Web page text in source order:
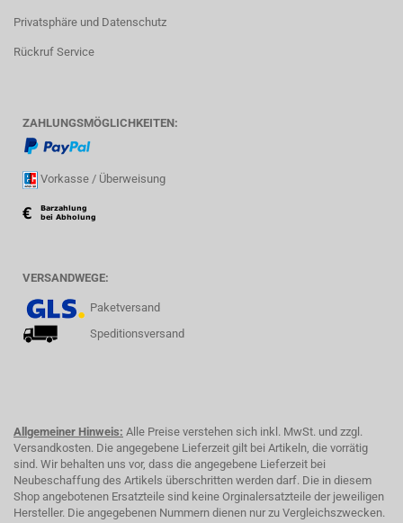
Privatsphäre und Datenschutz
Rückruf Service
ZAHLUNGSMÖGLICHKEITEN:
Vorkasse / Überweisung
VERSANDWEGE:
Paketversand
Speditionsversand
Allgemeiner Hinweis: Alle Preise verstehen sich inkl. MwSt. und zzgl.
Versandkosten. Die angegebene Lieferzeit gilt bei Artikeln, die vorrätig
sind. Wir behalten uns vor, dass die angegebene Lieferzeit bei
Neubeschaffung des Artikels überschritten werden darf. Die in diesem
Shop angebotenen Ersatzteile sind keine Orginalersatzteile der jeweiligen
Hersteller. Die angegebenen Nummern dienen nur zu Vergleichszwecken.